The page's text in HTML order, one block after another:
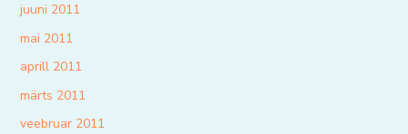
juuni 2011
mai 2011
aprill 2011
märts 2011
veebruar 2011